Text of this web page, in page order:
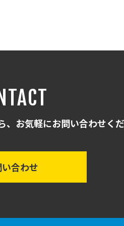
、お気軽にお問い合わせく
合わせ